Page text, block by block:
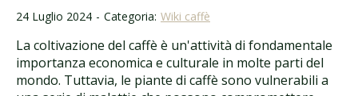
24 Luglio 2024 - Categoria: Wiki caffè
La coltivazione del caffè è un'attività di fondamentale
importanza economica e culturale in molte parti del
mondo. Tuttavia, le piante di caffè sono vulnerabili a